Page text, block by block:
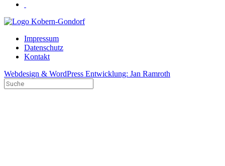
Impressum
Datenschutz
Kontakt
Webdesign & WordPress Entwicklung: Jan Ramroth